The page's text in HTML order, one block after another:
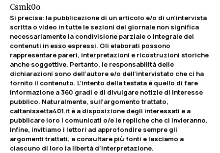
Csmk0o
Si precisa: la pubblicazione di un articolo e/o di un’intervista
scritta o video in tutte le sezioni del giornale non significa
necessariamente la condivisione parziale o integrale dei
contenuti in esso espressi. Gli elaborati possono
rappresentare pareri, interpretazioni e ricostruzioni storiche
anche soggettive. Pertanto, le responsabilità delle
dichiarazioni sono dell’autore e/o dell’intervistato che ci ha
fornito il contenuto. L’intento della testata è quello di fare
informazione a 360 gradi e di divulgare notizie di interesse
pubblico. Naturalmente, sull’argomento trattato,
caltanissetta401.it è a disposizione degli interessati e a
pubblicare loro i comunicati o/e le repliche che ci invieranno.
Infine, invitiamo i lettori ad approfondire sempre gli
argomenti trattati, a consultare più fonti e lasciamo a
ciascuno di loro la libertà d’interpretazione.